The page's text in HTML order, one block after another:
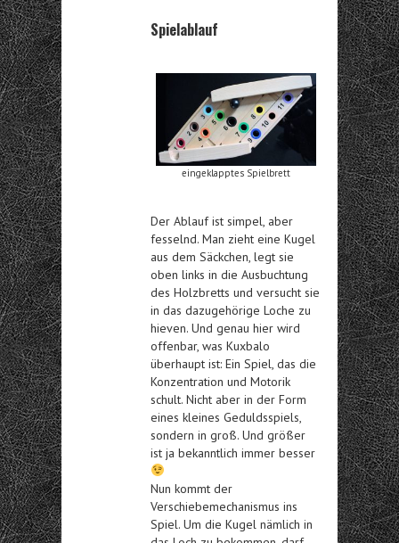
Spielablauf
eingeklapptes Spielbrett
Der Ablauf ist simpel, aber
fesselnd. Man zieht eine Kugel
aus dem Säckchen, legt sie
oben links in die Ausbuchtung
des Holzbretts und versucht sie
in das dazugehörige Loche zu
hieven. Und genau hier wird
offenbar, was Kuxbalo
überhaupt ist: Ein Spiel, das die
Konzentration und Motorik
schult. Nicht aber in der Form
eines kleines Geduldsspiels,
sondern in groß. Und größer
ist ja bekanntlich immer besser
Nun kommt der
Verschiebemechanismus ins
Spiel. Um die Kugel nämlich in